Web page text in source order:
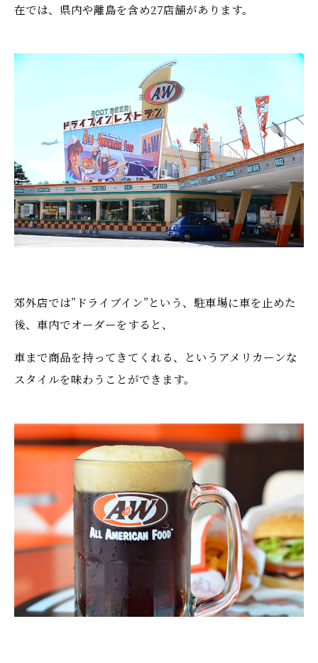
在では、県内や離島を含め27店舗があります。
郊外店では”ドライブイン”という、駐車場に車を止めた
後、車内でオーダーをすると、
車まで商品を持ってきてくれる、というアメリカーンな
スタイルを味わうことができます。